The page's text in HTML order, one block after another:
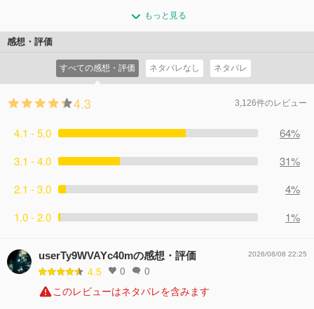
と地獄が疑念を抱く中、クロウリーとアジラフェルの意見
コメント21件
ルの恋を取り持つ方法について話し合う。約5000年前、ク
ロウリーは、神のお気に入りの正しい人物ヨブの処罰に遣
わされていた。アジラフェルは身をもって誘惑を体験す
る。果たしてガブリエルは何を信じ、何を信じないのだろ
うか。
ジラフェルとクロウリーを見張らせる。アジラフェルは手
がかりを追ってエディンバラへと車を運転して向かい、多
ジラフェルはエディンバラを訪れ、墓荒らし、彫像、そし
て１瓶のアヘンチンキにまつわる不幸な出来事と遭遇す
る。そして現在、書店の店番を任されたクロウリーは、人
コメント12件拍手33回
もっと見る
感想・評価
すべての感想・評価 ネタバレなし ネタバレ
4.3 3,126件のレビュー
4.1 - 5.0
64%
3.1 - 4.0
31%
2.1 - 3.0
4%
1.0 - 2.0
1%
userTy9WVAYc40mの感想・評価
4.5 0 0
2026/08/08 22:25
このレビューはネタバレを含みます